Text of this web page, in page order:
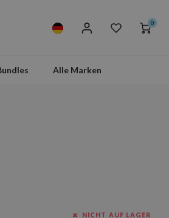
0
Alle Marken
NICHT AUF LAGER